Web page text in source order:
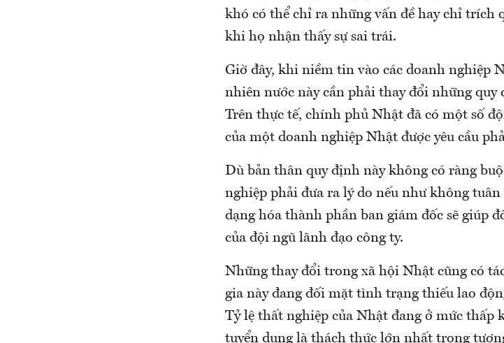
khó có thể chỉ ra những vấn đề hay chỉ trích
khi họ nhận thấy sự sai trái.
Giờ đây, khi niềm tin vào các doanh nghiệp
nhiên nước này cần phải thay đổi những quy
Trên thực tế, chính phủ Nhật đã có một số
của một doanh nghiệp Nhật được yêu cầu
Dù bản thân quy định này không có ràng
nghiệp phải đưa ra lý do nếu như không
dạng hóa thành phần ban giám đốc sẽ giúp
của đội ngũ lãnh đạo công ty.
Những thay đổi trong xã hội Nhật cũng có
gia này đang đối mặt tình trạng thiếu lao
Tỷ lệ thất nghiệp của Nhật đang ở mức thấp
tuyển dụng là thách thức lớn nhất trong